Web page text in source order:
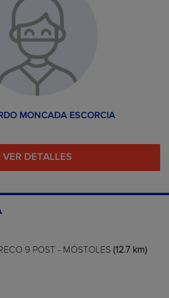
MONCADA ESCORCIA
VER DETALLES
9 POST - MÓSTOLES (12.7 km)